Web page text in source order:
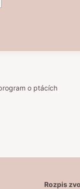
o ptácích
Rozpis